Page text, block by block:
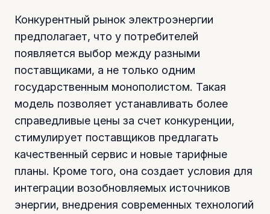
Конкурентный рынок электроэнергии
предполагает, что у потребителей
появляется выбор между разными
поставщиками, а не только одним
государственным монополистом. Такая
модель позволяет устанавливать более
справедливые цены за счет конкуренции,
стимулирует поставщиков предлагать
качественный сервис и новые тарифные
планы. Кроме того, она создает условия для
интеграции возобновляемых источников
энергии, внедрения современных технологий